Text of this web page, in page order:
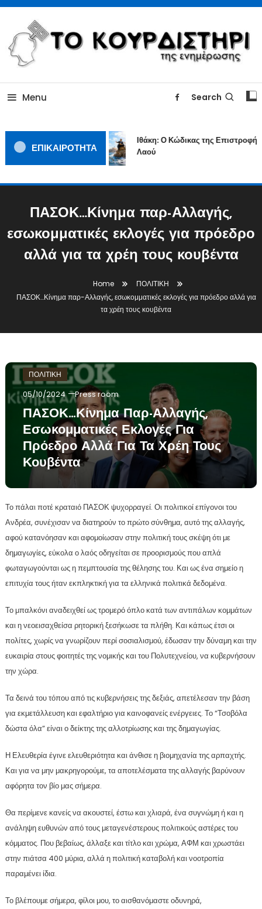
Skip
Content
TOKOURDISTIRI.GR
Menu Search
ΕΠΙΚΑΙΡΟΤΗΤΑ
Ιθάκη: Ο Κώδικας της Επιστροφής
Λαού
ΠΑΣΟΚ…Κίνημα παρ-Αλλαγής,
εσωκομματικές εκλογές για πρόεδρο
αλλά για τα χρέη τους κουβέντα
Home
ΠΟΛΙΤΙΚΗ
ΠΑΣΟΚ…Κίνημα παρ-Αλλαγής, εσωκομματικές εκλογές για πρόεδρο αλλά για
τα χρέη τους κουβέντα
ΠΟΛΙΤΙΚΗ
05/10/2024 Press room
ΠΑΣΟΚ…Κίνημα Παρ-Αλλαγής,
Εσωκομματικές Εκλογές Για
Πρόεδρο Αλλά Για Τα Χρέη Τους
Κουβέντα
Το πάλαι ποτέ κραταιό ΠΑΣΟΚ ψυχορραγεί. Οι πολιτικοί επίγονοι του
Ανδρέα, συνέχισαν να διατηρούν το πρώτο σύνθημα, αυτό της αλλαγής,
αφού κατανόησαν και αφομοίωσαν στην πολιτική τους σκέψη ότι με
δημαγωγίες, εύκολα ο λαός οδηγείται σε προορισμούς που απλά
φωταγωγούνται ως η πεμπτουσία της θέλησης του. Και ως ένα σημείο η
επιτυχία τους ήταν εκπληκτική για τα ελληνικά πολιτικά δεδομένα.
Το μπαλκόνι αναδειχθεί ως τρομερό όπλο κατά των αντιπάλων κομμάτων
και η νεοεισαχθείσα ρητορική ξεσήκωσε τα πλήθη. Και κάπως έτσι οι
πολίτες, χωρίς να γνωρίζουν περί σοσιαλισμού, έδωσαν την δύναμη και την
ευκαιρία στους φοιτητές της νομικής και του Πολυτεχνείου, να κυβερνήσουν
την χώρα.
Τα δεινά του τόπου από τις κυβερνήσεις της δεξιάς, απετέλεσαν την βάση
για εκμετάλλευση και εφαλτήριο για καινοφανείς ενέργειες. Το “Τσοβόλα
δώστα όλα” είναι ο δείκτης της αλλοτρίωσης και της δημαγωγίας.
Η Ελευθερία έγινε ελευθεριότητα και άνθισε η βιομηχανία της αρπαχτής.
Και για να μην μακρηγορούμε, τα αποτελέσματα της αλλαγής βαρύνουν
αφόρητα τον βίο μας σήμερα.
Θα περίμενε κανείς να ακουστεί, έστω και χλιαρά, ένα συγνώμη ή και η
ανάληψη ευθυνών από τους μεταγενέστερους πολιτικούς αστέρες του
κόμματος. Που βεβαίως, άλλαξε και τίτλο και χρώμα, ΑΦΜ και χρωστάει
στην πιάτσα 400 μύρια, αλλά η πολιτική καταβολή και νοοτροπία
παραμένει ίδια.
Το βλέπουμε σήμερα, φίλοι μου, το αισθανόμαστε οδυνηρά,